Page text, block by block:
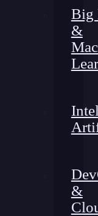
Big
&
&